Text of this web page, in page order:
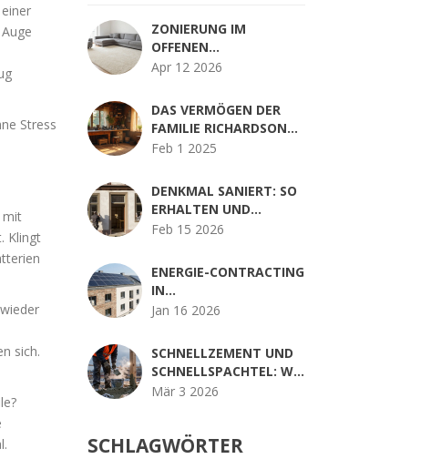
Stress
mit
Klingt
sich.
ZONIERUNG IM
OFFENEN
WOHNBEREICH: SO
MIT TEPPICHEN, LICHT
UND MÖBELN
Apr 12 2026
DAS VERMÖGEN DER
FAMILIE RICHARDSON
VICKS IM BEREICH
Feb 1 2025
DENKMAL SANIERT: SO
ERHALTEN UND
MODERNISIEREN SIE EIN
RICHTIG
Feb 15 2026
ENERGIE-CONTRACTING
IN
MEHRFAMILIENHÄUSERN:
UND WAS SIE ALS
EIGENTÜMER WISSEN
MÜSSEN
Jan 16 2026
SCHNELLZEMENT UND
SCHNELLSPACHTEL: WIE
SIE ZEIT IM
Mär 3 2026
SCHLAGWÖRTER